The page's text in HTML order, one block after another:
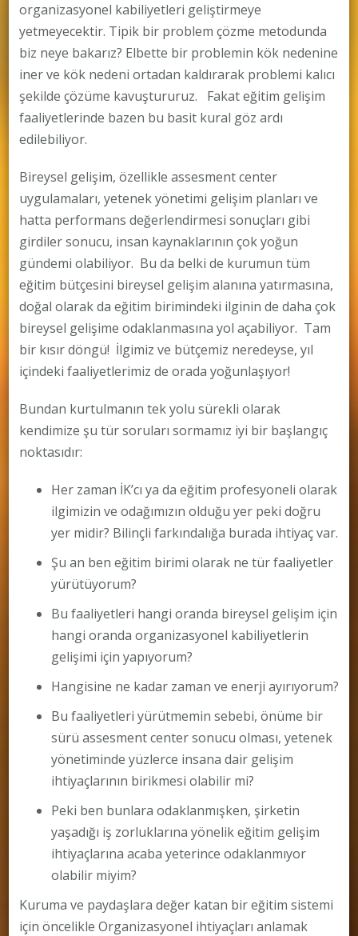
organizasyonel kabiliyetleri geliştirmeye
yetmeyecektir. Tipik bir problem çözme metodunda
biz neye bakarız? Elbette bir problemin kök nedenine
iner ve kök nedeni ortadan kaldırarak problemi kalıcı
şekilde çözüme kavuştururuz. Fakat eğitim gelişim
faaliyetlerinde bazen bu basit kural göz ardı
edilebiliyor.
Bireysel gelişim, özellikle assesment center
uygulamaları, yetenek yönetimi gelişim planları ve
hatta performans değerlendirmesi sonuçları gibi
girdiler sonucu, insan kaynaklarının çok yoğun
gündemi olabiliyor. Bu da belki de kurumun tüm
eğitim bütçesini bireysel gelişim alanına yatırmasına,
doğal olarak da eğitim birimindeki ilginin de daha çok
bireysel gelişime odaklanmasına yol açabiliyor. Tam
bir kısır döngü! İlgimiz ve bütçemiz neredeyse, yıl
içindeki faaliyetlerimiz de orada yoğunlaşıyor!
Bundan kurtulmanın tek yolu sürekli olarak
kendimize şu tür soruları sormamız iyi bir başlangıç
noktasıdır:
Her zaman İK’cı ya da eğitim profesyoneli olarak
ilgimizin ve odağımızın olduğu yer peki doğru
yer midir? Bilinçli farkındalığa burada ihtiyaç var.
Şu an ben eğitim birimi olarak ne tür faaliyetler
yürütüyorum?
Bu faaliyetleri hangi oranda bireysel gelişim için
hangi oranda organizasyonel kabiliyetlerin
gelişimi için yapıyorum?
Hangisine ne kadar zaman ve enerji ayırıyorum?
Bu faaliyetleri yürütmemin sebebi, önüme bir
sürü assesment center sonucu olması, yetenek
yönetiminde yüzlerce insana dair gelişim
ihtiyaçlarının birikmesi olabilir mi?
Peki ben bunlara odaklanmışken, şirketin
yaşadığı iş zorluklarına yönelik eğitim gelişim
ihtiyaçlarına acaba yeterince odaklanmıyor
olabilir miyim?
Kuruma ve paydaşlara değer katan bir eğitim sistemi
için öncelikle Organizasyonel ihtiyaçları anlamak